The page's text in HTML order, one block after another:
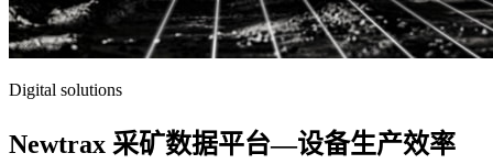
Digital solutions
Newtrax 采矿数据平台—设备生产效率